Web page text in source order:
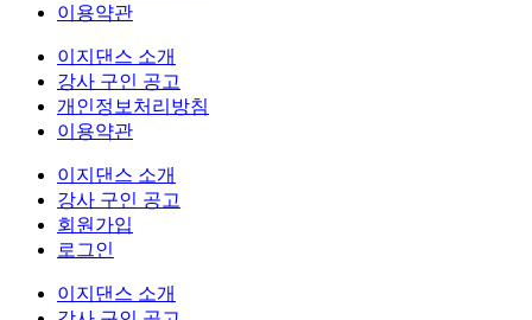
이용약관
이지댄스 소개
강사 구인 공고
개인정보처리방침
이용약관
이지댄스 소개
강사 구인 공고
회원가입
로그인
이지댄스 소개